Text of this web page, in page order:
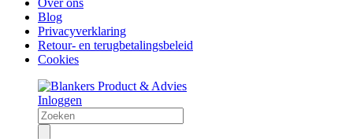
Blog
Privacyverklaring
Retour- en terugbetalingsbeleid
Cookies
Inloggen